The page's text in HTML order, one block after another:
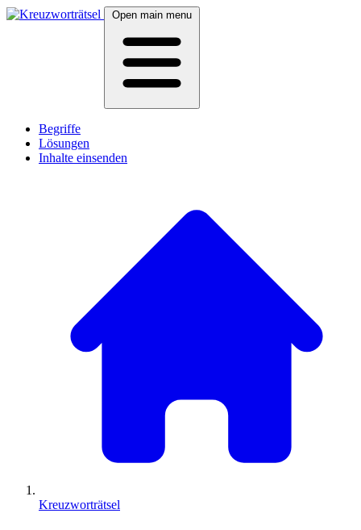
Open main menu
Begriffe
Lösungen
Inhalte einsenden
Kreuzworträtsel